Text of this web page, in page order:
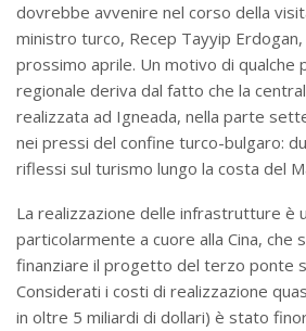
dovrebbe avvenire nel corso della
ministro turco, Recep Tayyip
prossimo aprile. Un motivo di qualche
regionale deriva dal fatto che la
realizzata ad Igneada, nella parte
nei pressi del confine turco-bulgaro:
riflessi sul turismo lungo la costa del
La realizzazione delle infrastrutture è
particolarmente a cuore alla Cina, che
finanziare il progetto del terzo ponte
Considerati i costi di realizzazione
in oltre 5 miliardi di dollari) è stato